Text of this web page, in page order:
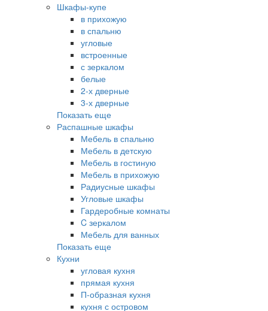
Шкафы-купе
в прихожую
в спальню
угловые
встроенные
с зеркалом
белые
2-х дверные
3-х дверные
Показать еще
Распашные шкафы
Мебель в спальню
Мебель в детскую
Мебель в гостиную
Мебель в прихожую
Радиусные шкафы
Угловые шкафы
Гардеробные комнаты
C зеркалом
Мебель для ванных
Показать еще
Кухни
угловая кухня
прямая кухня
П-образная кухня
кухня с островом